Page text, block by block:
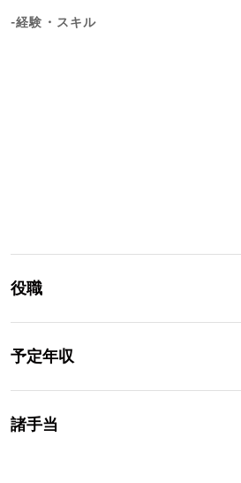
-経験・スキル
役職
予定年収
諸手当